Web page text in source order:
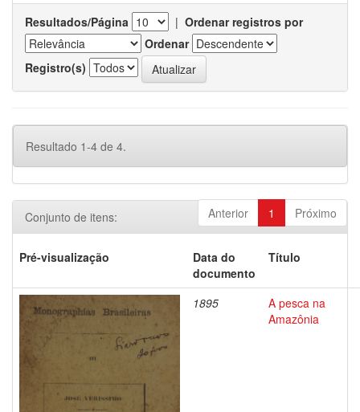
Resultados/Página | Ordenar registros por
Ordenar
Registro(s)
Resultado 1-4 de 4.
Anterior 1 Próximo
Conjunto de itens:
Pré-visualização
Data do
documento
Título
1895
A pesca na
Amazônia